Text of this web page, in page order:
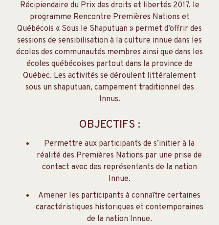
Récipiendaire du Prix des droits et libertés 2017, le
programme Rencontre Premières Nations et
Québécois « Sous le Shaputuan » permet d’offrir des
sessions de sensibilisation à la culture innue dans les
écoles des communautés membres ainsi que dans les
écoles québécoises partout dans la province de
Québec. Les activités se déroulent littéralement
sous un shaputuan, campement traditionnel des
Innus.
OBJECTIFS :
Permettre aux participants de s’initier à la
réalité des Premières Nations par une prise de
contact avec des représentants de la nation
Innue.
Amener les participants à connaître certaines
caractéristiques historiques et contemporaines
de la nation Innue.